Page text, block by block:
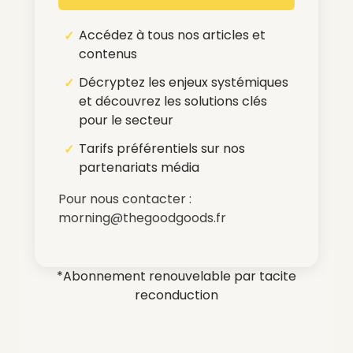
Accédez à tous nos articles et
contenus
Décryptez les enjeux systémiques
et découvrez les solutions clés
pour le secteur
Tarifs préférentiels sur nos
partenariats média
Pour nous contacter :
morning@thegoodgoods.fr
*Abonnement renouvelable par tacite
reconduction